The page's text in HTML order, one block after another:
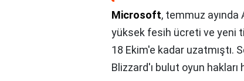
Microsoft, temmuz ayında
yüksek fesih ücreti ve yeni
18 Ekim'e kadar uzatmıştı.
Blizzard'ı bulut oyun hakları